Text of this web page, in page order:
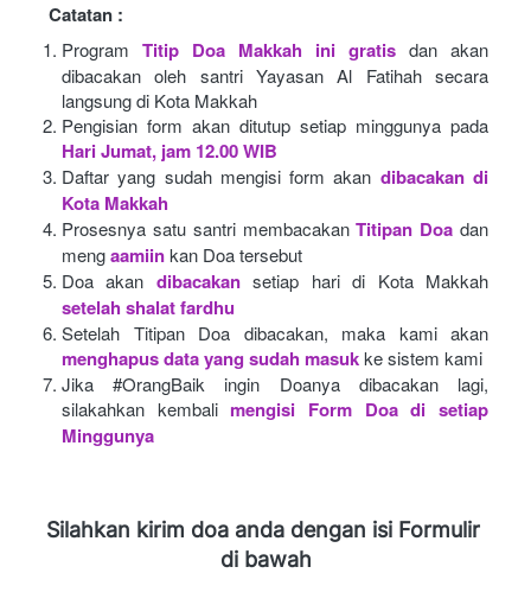
Catatan :
Program Titip Doa Makkah ini gratis dan akan
dibacakan oleh santri Yayasan Al Fatihah secara
langsung di Kota Makkah
Pengisian form akan ditutup setiap minggunya pada
Hari Jumat, jam 12.00 WIB
Daftar yang sudah mengisi form akan dibacakan di
Kota Makkah
Prosesnya satu santri membacakan Titipan Doa dan
mengaamiinkan Doa tersebut
Doa akan dibacakan setiap hari di Kota Makkah
setelah shalat fardhu
Setelah Titipan Doa dibacakan, maka kami akan
menghapus data yang sudah masukke sistem kami
Jika #OrangBaik ingin Doanya dibacakan lagi,
silakahkan kembali mengisi Form Doa di setiap
Minggunya
Silahkan kirim doa anda dengan isi Formulir
di bawah